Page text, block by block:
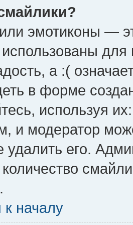
эмотиконы —
а :(
в форме
используя
и модератор
его.
количество
к началу